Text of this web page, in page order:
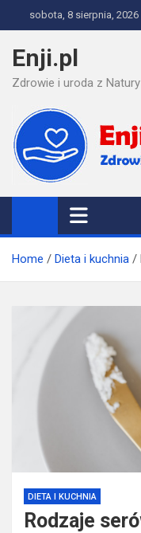
to
content
sobota, 8 sierpnia, 2026
Enji.pl
Zdrowie i uroda z Natury
Home Dieta i kuchnia
DIETA I KUCHNIA
Rodzaje